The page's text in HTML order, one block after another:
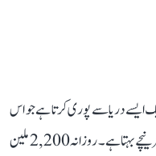
ایسے دریا سے پوری کرتا ہے جو اس
سے تقریباً 100 کلومیٹر دور اور تقریباً 500 میٹر نیچے بہتا ہے۔ روزانہ 2,200 ملین